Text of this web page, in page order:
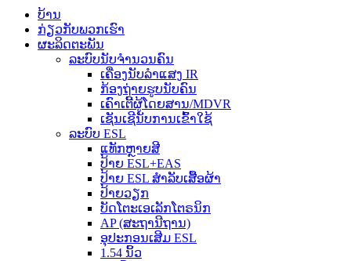
ບ້ານ
ກ່ຽວກັບພວກເຮົາ
ຜະລິດຕະພັນ
ລະບົບນັບຈຳນວນຄົນ
ເຄື່ອງນັບລຳແສງ IR
ກ້ອງຖ່າຍຮູບນັບຄົນ
ເຄົາເຕີ້ຜູ້ໂດຍສານ/MDVR
ເຊັນເຊີນັບການເຂົ້າໃຊ້
ລະບົບ ESL
ແທັກຫຼາຍສີ
ປ້າຍ ESL+EAS
ປ້າຍ ESL ສຳລັບເສື້ອຜ້າ
ປ້າຍວຽກ
ບັດໂຕະເອເລັກໂຕຣນິກ
AP (ສະຖານີຖານ)
ອຸປະກອນເສີມ ESL
1.54 ນິ້ວ